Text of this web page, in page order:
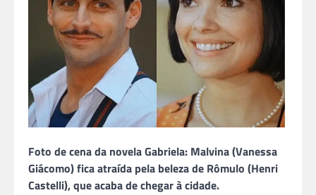
Foto de cena da novela Gabriela: Malvina (Vanessa
Giácomo) fica atraída pela beleza de Rômulo (Henri
Castelli), que acaba de chegar à cidade.